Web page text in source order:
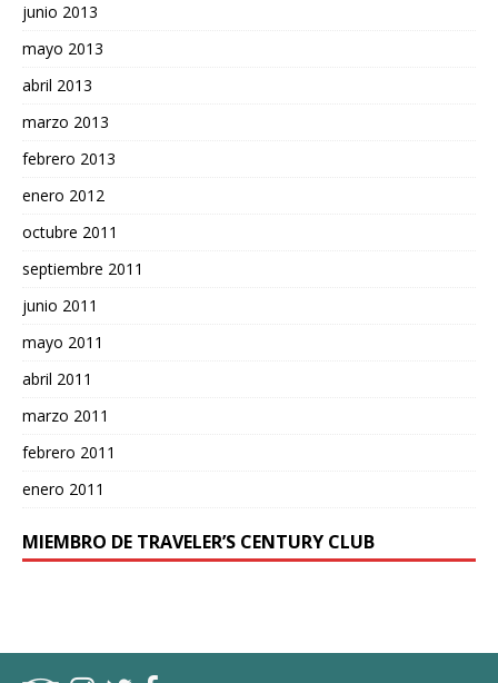
junio 2013
mayo 2013
abril 2013
marzo 2013
febrero 2013
enero 2012
octubre 2011
septiembre 2011
junio 2011
mayo 2011
abril 2011
marzo 2011
febrero 2011
enero 2011
MIEMBRO DE TRAVELER’S CENTURY CLUB